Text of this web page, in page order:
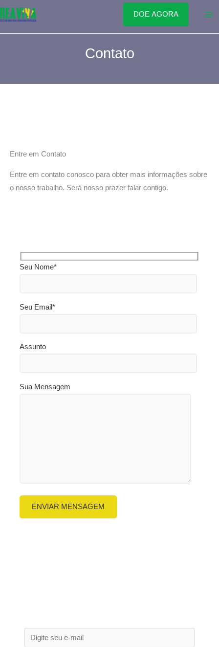
Ir
para
o
DOE AGORA
Contato
Entre em Contato
Entre em contato conosco para obter mais informações sobre
o nosso trabalho. Será nosso prazer falar contigo.
Seu Nome*
Seu Email*
Assunto
Sua Mensagem